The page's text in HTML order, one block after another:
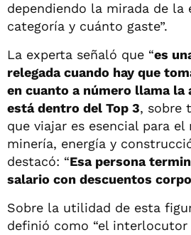
dependiendo la mirada de la
categoría y cuánto gaste”.
La experta señaló que “es
relegada cuando hay que
en cuanto a número llama la
está dentro del Top 3, sobre
que viajar es esencial para el
minería, energía y
destacó: “Esa persona
salario con descuentos
Sobre la utilidad de esta
definió como “el interlocutor